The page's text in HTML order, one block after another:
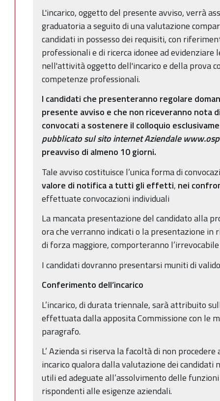
L'incarico, oggetto del presente avviso, verrà
graduatoria a seguito di una valutazione
candidati in possesso dei requisiti, con
professionali e di ricerca idonee ad evidenziare
nell'attività oggetto dell'incarico e della prova
competenze professionali.
I candidati che presenteranno regolare
presente avviso e che non riceveranno nota
convocati a sostenere il colloquio
pubblicato sulsito internet Aziendale
preavviso di almeno 10 giorni.
Tale avviso costituisce l’unica forma di
valore di notificaa tutti gli effetti, nei
effettuate convocazioni individuali
La mancata presentazione del candidato alla
ora che verranno indicati o la presentazione in
di forza maggiore, comporteranno
I candidati dovranno presentarsi muniti di
Conferimento dell’incarico
L’incarico, di durata triennale, sarà attribuito
effettuata dalla apposita Commissione con le
paragrafo.
L’ Azienda si riserva la facoltà di non
incarico qualora dalla valutazione dei
utili ed adeguate all’assolvimento delle
rispondenti alle esigenze aziendali.